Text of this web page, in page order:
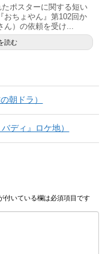
ポスターに関する短い
おちょやん』第102回か
）の依頼を受け...
読む
朝ドラ）
ディ』ロケ地）
付いている欄は必須項目です